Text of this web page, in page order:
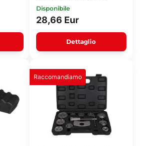
Disponibile
28,66 Eur
Dettaglio
Raccomandiamo